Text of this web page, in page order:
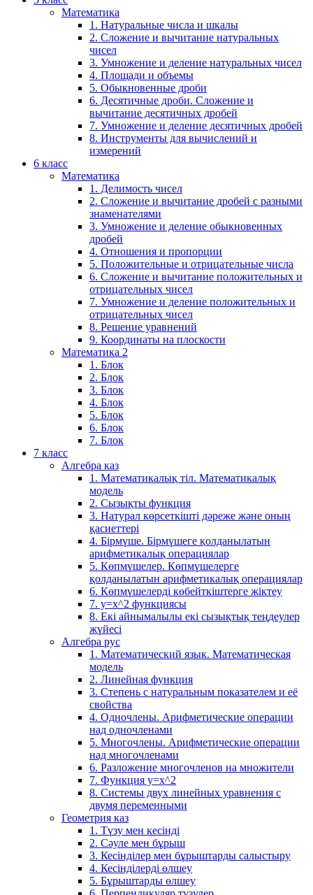
Математика
1. Натуральные числа и шкалы
2. Сложение и вычитание натуральных
чисел
3. Умножение и деление натуральных чисел
4. Площади и объемы
5. Обыкновенные дроби
6. Десятичные дроби. Сложение и
вычитание десятичных дробей
7. Умножение и деление десятичных дробей
8. Инструменты для вычислений и
измерений
6 класс
Математика
1. Делимость чисел
2. Сложение и вычитание дробей с разными
знаменателями
3. Умножение и деление обыкновенных
дробей
4. Отношения и пропорции
5. Положительные и отрицательные числа
6. Сложение и вычитание положительных и
отрицательных чисел
7. Умножение и деление положительных и
отрицательных чисел
8. Решение уравнений
9. Координаты на плоскости
Математика 2
1. Блок
2. Блок
3. Блок
4. Блок
5. Блок
6. Блок
7. Блок
7 класс
Алгебра каз
1. Математикалық тіл. Математикалық
модель
2. Сызықты функция
3. Натурал көрсеткішті дәреже және оның
қасиеттері
4. Бірмүше. Бірмүшеге қолданылатын
арифметикалық операциялар
5. Көпмүшелер. Көпмүшелерге
қолданылатын арифметикалық операциялар
6. Көпмүшелерді көбейткіштерге жіктеу
7. у=х^2 функциясы
8. Екі айнымалылы екі сызықтық теңдеулер
жүйесі
Алгебра рус
1. Математический язык. Математическая
модель
2. Линейная функция
3. Степень с натуральным показателем и её
свойства
4. Одночлены. Арифметические операции
над одночленами
5. Многочлены. Арифметические операции
над многочленами
6. Разложение многочленов на множители
7. Функция y=x^2
8. Системы двух линейных уравнения с
двумя переменными
Геометрия каз
1. Түзу мен кесінді
2. Сәуле мен бұрыш
3. Кесінділер мен бұрыштарды салыстыру
4. Кесінділерді өлшеу
5. Бұрыштарды өлшеу